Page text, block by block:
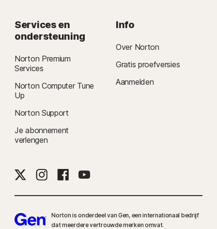
Services en
ondersteuning
Norton Premium
Services
Norton Computer Tune
Up
Norton Support
Je abonnement
verlengen
Info
Over Norton
Gratis proefversies
Aanmelden
Norton is onderdeel van Gen, een internationaal bedrijf
dat meerdere vertrouwde merken omvat.